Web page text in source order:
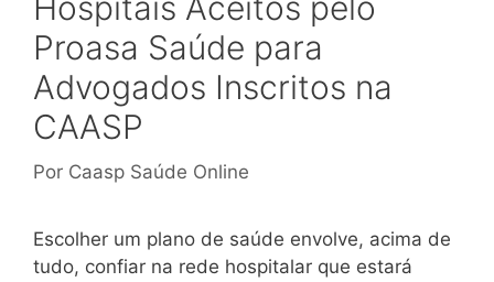
Proasa Saúde para
Advogados Inscritos na
CAASP
Por Caasp Saúde Online
Escolher um plano de saúde envolve, acima de
tudo, confiar na rede hospitalar que estará